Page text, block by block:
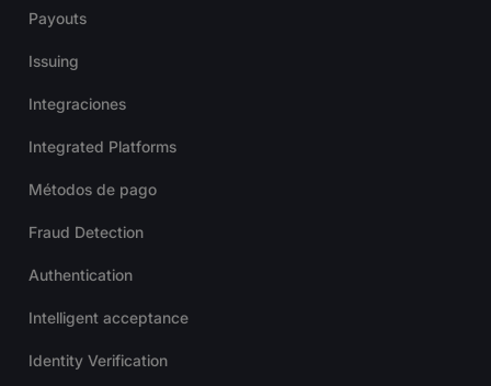
Payouts
Issuing
Integraciones
Integrated Platforms
Métodos de pago
Fraud Detection
Authentication
Intelligent acceptance
Identity Verification